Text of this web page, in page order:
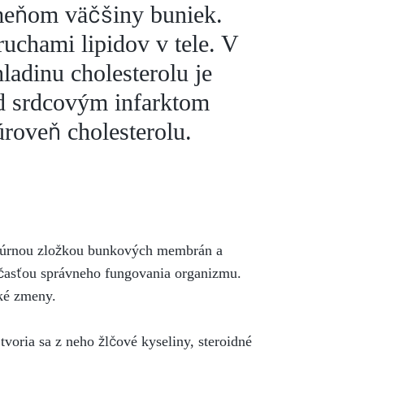
väčšiny buniek.
lipidov v tele. V
cholesterolu je
srdcovým infarktom
cholesterolu.
zložkou bunkových membrán a
správneho fungovania organizmu.
zmeny.
sa z neho žlčové kyseliny, steroidné